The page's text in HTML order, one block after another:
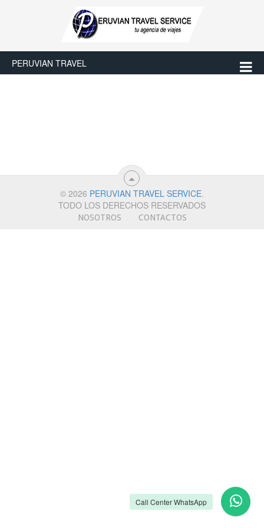
Call Center WhatsApp
PERUVIAN TRAVEL
© 2026 PERUVIAN TRAVEL SERVICE.
TODO LOS DERECHOS RESERVADOS
NOSOTROS CONTACTOS